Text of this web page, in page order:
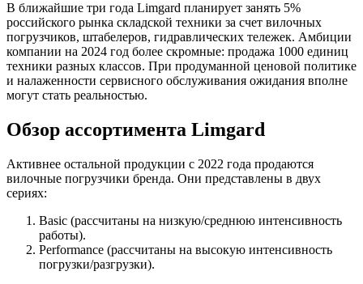
В ближайшие три года Limgard планирует занять 5%
российского рынка складской техники за счет вилочных
погрузчиков, штабелеров, гидравлических тележек. Амбиции
компании на 2024 год более скромные: продажа 1000 единиц
техники разных классов. При продуманной ценовой политике
и налаженности сервисного обслуживания ожидания вполне
могут стать реальностью.
Обзор ассортимента Limgard
Активнее остальной продукции с 2022 года продаются
вилочные погрузчики бренда. Они представлены в двух
сериях:
Basic (рассчитаны на низкую/среднюю интенсивность
работы).
Performance (рассчитаны на высокую интенсивность
погрузки/разгрузки).